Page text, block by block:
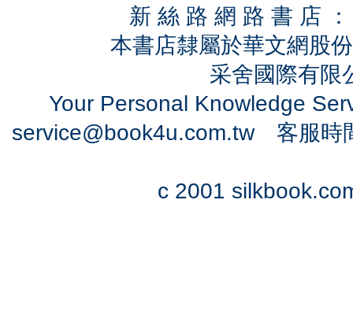
新 絲 路 網 路 書 店
本書店隸屬於華文網股
采舍國際有
Your Personal Knowledge
service@book4u.com.tw客服時
c 2001